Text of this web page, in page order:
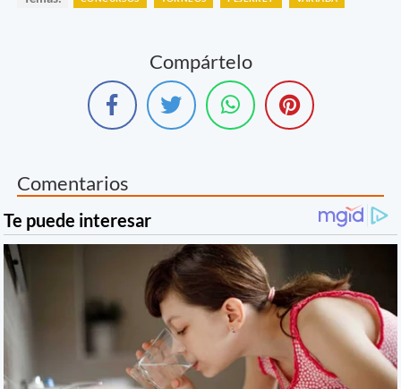
Compártelo
Comentarios